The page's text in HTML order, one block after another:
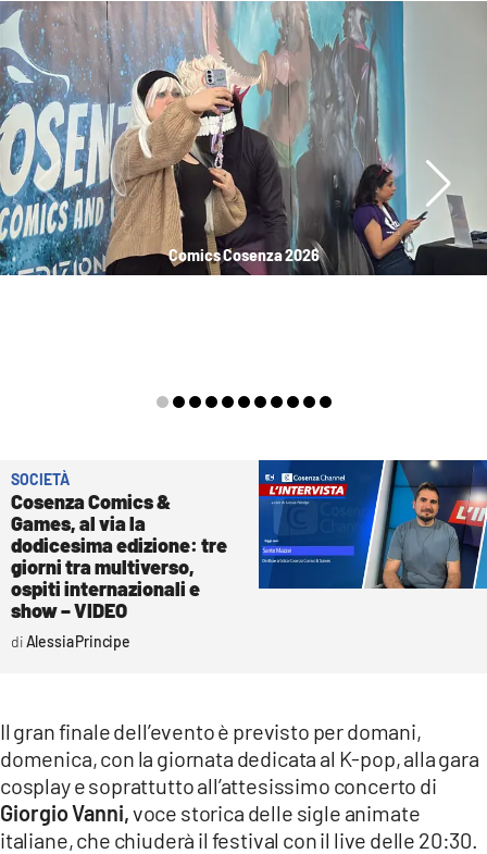
Comics Cosenza 2026
SOCIETÀ
Cosenza Comics &
Games, al via la
dodicesima edizione: tre
giorni tra multiverso,
ospiti internazionali e
show – VIDEO
Alessia Principe
Il gran finale dell’evento è previsto per domani,
domenica, con la giornata dedicata al K-pop, alla gara
cosplay e soprattutto all’attesissimo concerto di
Giorgio Vanni,voce storica delle sigle animate
italiane, che chiuderà il festival con il live delle 20:30.